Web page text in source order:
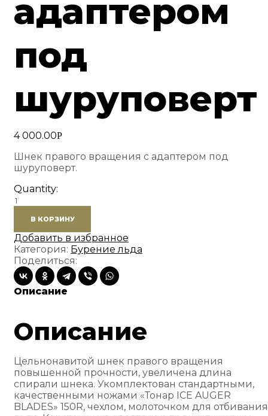
адаптером
под
шуруповерт
4 000.00Р
Шнек правого вращения с адаптером под
шуруповерт.
Quantity:
Количество
Шнек
150R
с
адаптером
под
шуруповерт
В КОРЗИНУ
Добавить в избранное
Категория: Бурение льда
Поделиться:
Описание
Описание
Цельнонавитой шнек правого вращения
повышенной прочности, увеличена длина
спирали шнека. Укомплектован стандартными,
качественными ножами «Тонар ICE AUGER
BLADES» 150R, чехлом, молоточком для отбивания